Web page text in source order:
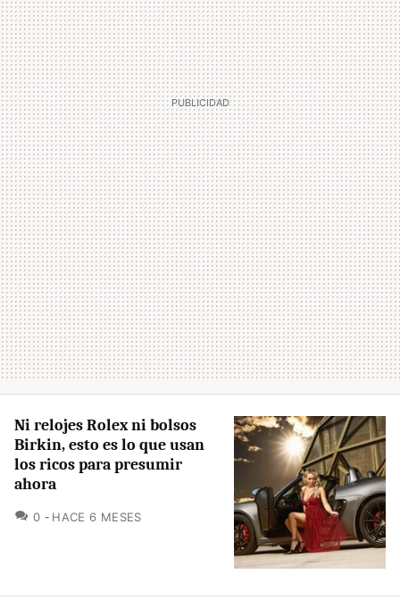
Ni relojes Rolex ni bolsos
Birkin, esto es lo que usan
los ricos para presumir
ahora
0 COMENTARIOS
HACE 6 MESES